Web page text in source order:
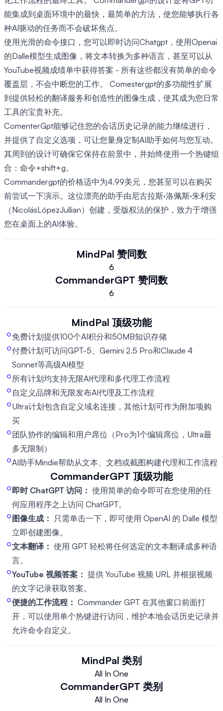
能集成到桌面环境中的最快，最简单的方法，使您能够执行各
种AI驱动的任务而不会破坏焦点。
使用光滑的命令接口，您可以即时访问Chatgpt，使用Openai
的Dalle模型生成图像，将文本转换为多种语言，甚至可以从
YouTube视频成绩单中获得答案 - 所有这些都没有简单的命令
覆盖层，不会中断您的工作。 Comestergpt的多功能性扩展
到提供轻松的翻译服务和创造性的图像生成，使其成为您日常
工具的宝贵补充。
ComenterGpt能够记住您的会话历史记录的能力继续进行，
并提供了自定义选项，可让您量身定制AI助手如何与您互动。
其周到的设计可确保它保持在前景中，并始终使用一个热键组
合：命令+shift+g。
Commandergpt的价格适中为4.99美元，您甚至可以在购买
前尝试一下演示。这位漂亮的助手由尼古拉斯·洛佩斯·朱利安
（NicolásLópezJullian）创建，受版权法的保护，致力于增强
您在桌面上的AI体验。
MindPal 赞同数
6
CommanderGPT 赞同数
6
MindPal 顶级功能
免费计划提供100个AI积分和50MB知识存储
付费计划可访问GPT-5、Gemini 2.5 Pro和Claude 4
Sonnet等高级AI模型
所有计划均支持无限AI代理和多代理工作流程
自定义品牌和无限发布AI代理及工作流程
Ultra计划包含自定义域名连接，其他计划可作为附加项购
买
团队协作的编辑和用户席位（Pro为1个编辑席位，Ultra最
多无限制）
AI助手Mindie帮助从文本、文档或截图构建代理和工作流程
CommanderGPT 顶级功能
即时 ChatGPT 访问： 使用简单的命令即可在您使用的任
何应用程序之上访问 ChatGPT。
图像生成： 只需单击一下，即可使用 OpenAI 的 Dalle 模型
立即创建图像。
文本翻译： 使用 GPT 轻松将任何选定的文本翻译成多种语
言。
YouTube 视频答案： 提供 YouTube 视频 URL 并根据视频
的文字记录获取答案。
便捷的工作流程： Commander GPT 在其他窗口前面打
开，可以使用单个热键进行访问，维护本地会话历史记录并
允许命令自定义。
MindPal 类别
All In One
CommanderGPT 类别
All In One